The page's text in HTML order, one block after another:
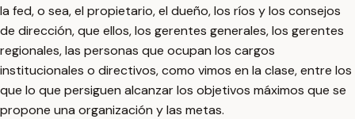
la fed, o sea, el propietario, el dueño, los ríos y los consejos
de dirección, que ellos, los gerentes generales, los gerentes
regionales, las personas que ocupan los cargos
institucionales o directivos, como vimos en la clase, entre los
que lo que persiguen alcanzar los objetivos máximos que se
propone una organización y las metas.